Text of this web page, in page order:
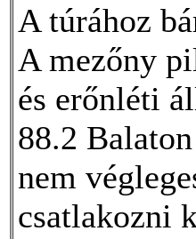
A túrához
A mezőny
és erőnléti
88.2
nem
csatlakozni